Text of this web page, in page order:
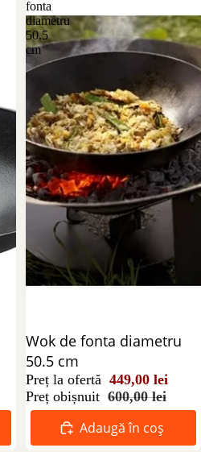
fonta
diametru
50.5
cm
Reducere 25%
Wok de fonta diametru
50.5 cm
Preț la ofertă 449,00 lei
Preț obișnuit 600,00 lei
Adaugă în coș